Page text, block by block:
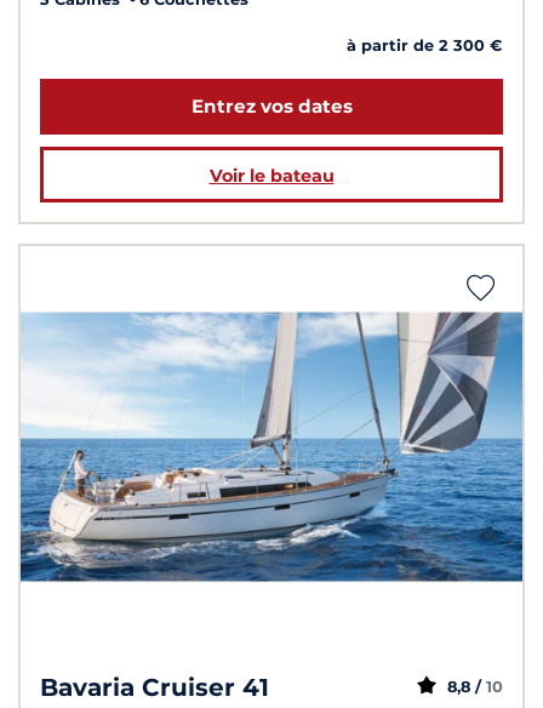
à partir de 2 300 €
Entrez vos dates
Voir le bateau
Bavaria Cruiser 41 8,8 / 10